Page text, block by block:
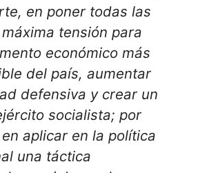
en poner todas las
tensión para
económico más
del país, aumentar
defensiva y crear un
socialista; por
aplicar en la política
una táctica